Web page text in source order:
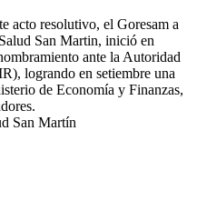
acto resolutivo, el Goresam a
San Martin, inició en
ante la Autoridad
logrando en setiembre una
de Economía y Finanzas,
San Martín